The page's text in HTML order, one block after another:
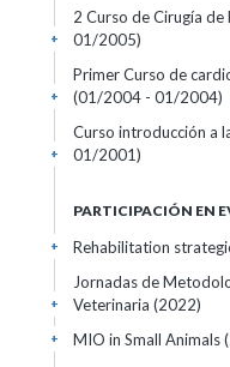
2 Curso de Cirugía de
01/2005)
+
Primer Curso de
(01/2004 - 01/2004)
+
Curso introducción a
01/2001)
+
PARTICIPACIÓN EN
Rehabilitation
+
Jornadas de
Veterinaria (2022)
+
MIO in Small Animals
+